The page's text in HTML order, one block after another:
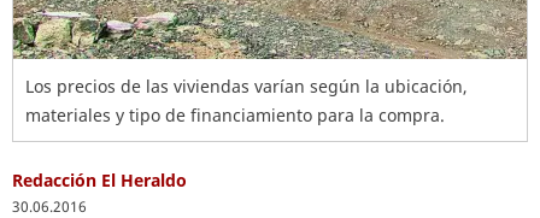
Los precios de las viviendas varían según la ubicación,
materiales y tipo de financiamiento para la compra.
Redacción El Heraldo
30.06.2016